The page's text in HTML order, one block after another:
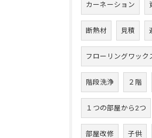
カーネーション
断熱材 見積
フローリングワック
階段洗浄 ２階
１つの部屋から2つ
部屋改修 子供